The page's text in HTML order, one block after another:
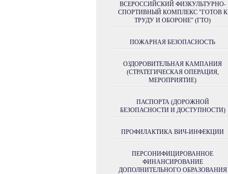
ВСЕРОССИЙСКИЙ ФИЗКУЛЬТУРНО-
СПОРТИВНЫЙ КОМПЛЕКС "ГОТОВ К
ТРУДУ И ОБОРОНЕ" (ГТО)
ПОЖАРНАЯ БЕЗОПАСНОСТЬ
ОЗДОРОВИТЕЛЬНАЯ КАМПАНИЯ
(СТРАТЕГИЧЕСКАЯ ОПЕРАЦИЯ,
МЕРОПРИЯТИЕ)
ПАСПОРТА (ДОРОЖНОЙ
БЕЗОПАСНОСТИ И ДОСТУПНОСТИ)
ПРОФИЛАКТИКА ВИЧ-ИНФЕКЦИИ
ПЕРСОНИФИЦИРОВАННОЕ
ФИНАНСИРОВАНИЕ
ДОПОЛНИТЕЛЬНОГО ОБРАЗОВАНИЯ